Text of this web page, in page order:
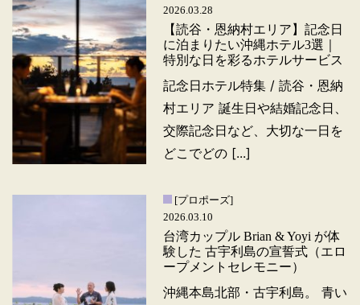
【読谷・恩納村エリア】記念日
に泊まりたい沖縄ホテル3選｜
特別な日を彩るホテルサービス
2026.03.28
記念日ホテル特集 / 読谷・恩納
村エリア 誕生日や結婚記念日、
交際記念日など、大切な一日を
どこでどの [...]
台湾カップル Brian & Yoyi が体
験した 古宇利島の宣誓式（エロ
ープメントセレモニー）
[プロポーズ]
2026.03.10
沖縄本島北部・古宇利島。 青い